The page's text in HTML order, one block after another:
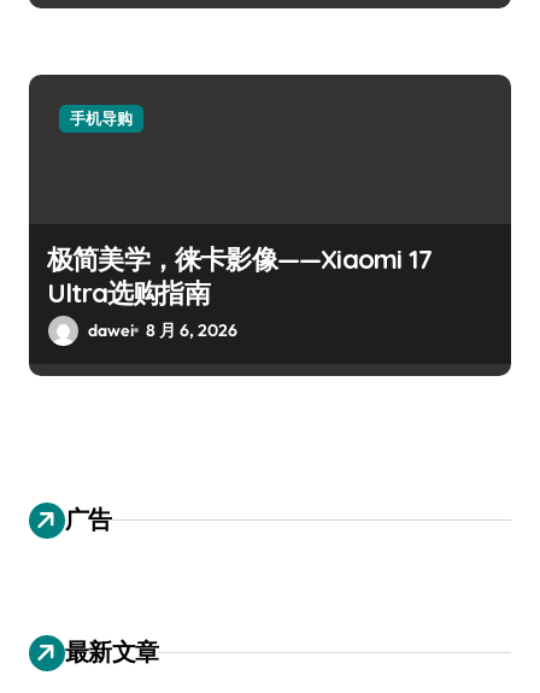
手机导购
极简美学，徕卡影像——Xiaomi 17
Ultra选购指南
dawei 8 月 6, 2026
广告
最新文章